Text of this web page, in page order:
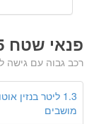
פנאי שטח 5 דלתות
רכב גבוה עם גישה
1.3 ליטר בנזין
מושבים